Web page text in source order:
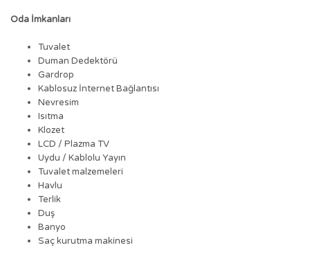
Oda İmkanları
Tuvalet
Duman Dedektörü
Gardrop
Kablosuz İnternet Bağlantısı
Nevresim
Isıtma
Klozet
LCD / Plazma TV
Uydu / Kablolu Yayın
Tuvalet malzemeleri
Havlu
Terlik
Duş
Banyo
Saç kurutma makinesi